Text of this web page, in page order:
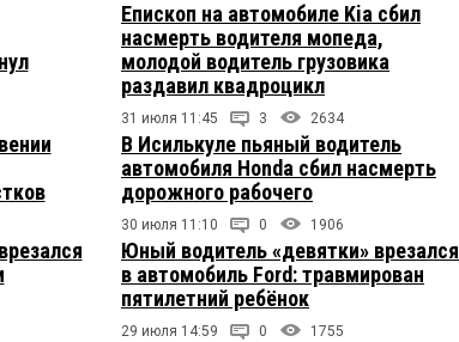
Епископ на автомобиле Kia сбил
насмерть водителя мопеда,
молодой водитель грузовика
раздавил квадроцикл
31 июля 11:45 3 2634
В Исилькуле пьяный водитель
автомобиля Honda сбил насмерть
дорожного рабочего
30 июля 11:10 0 1906
Юный водитель «девятки» врезался
в автомобиль Ford: травмирован
пятилетний ребёнок
29 июля 14:59 0 1755